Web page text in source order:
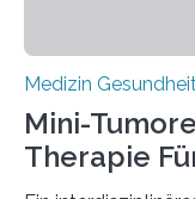
Medizin
Mini-
Therapie